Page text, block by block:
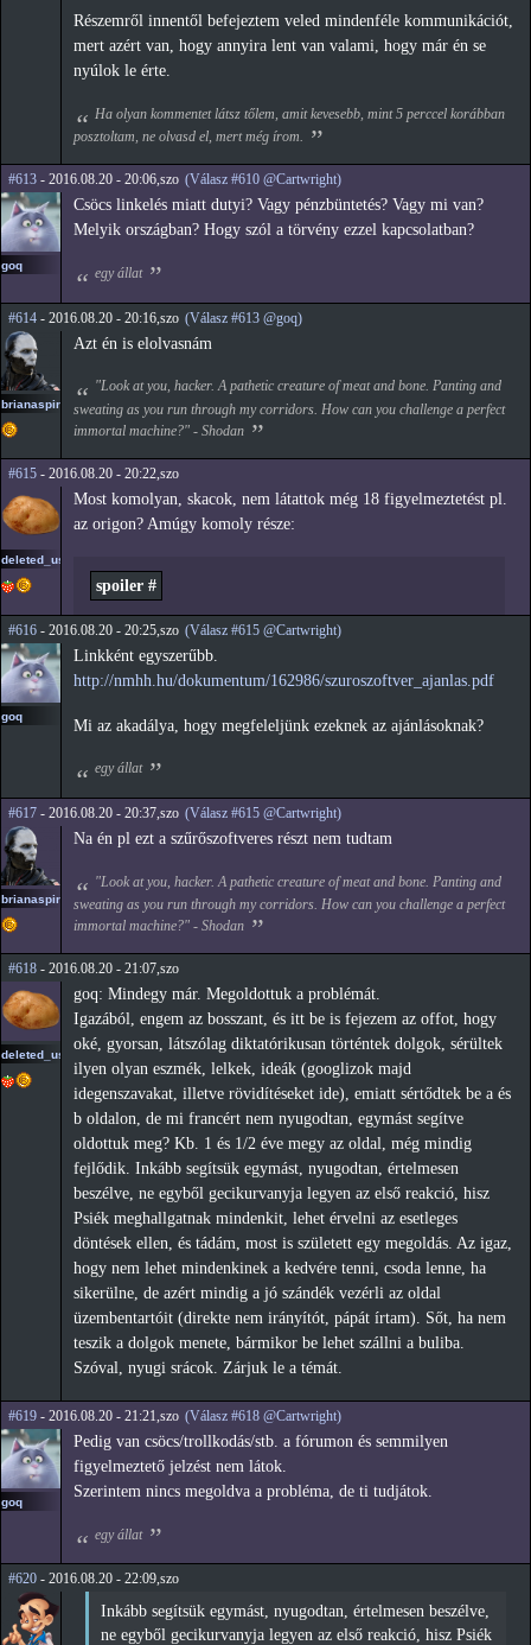
Részemről innentől befejeztem veled mindenféle kommunikációt,
mert azért van, hogy annyira lent van valami, hogy már én se
nyúlok le érte.
Ha olyan kommentet látsz tőlem, amit kevesebb, mint 5 perccel korábban
posztoltam, ne olvasd el, mert még írom.
#613 - 2016.08.20 - 20:06,szo (Válasz #610 @Cartwright)
goq
Csöcs linkelés miatt dutyi? Vagy pénzbüntetés? Vagy mi van?
Melyik országban? Hogy szól a törvény ezzel kapcsolatban?
egy állat
#614 - 2016.08.20 - 20:16,szo (Válasz #613 @goq)
brianaspirin
Azt én is elolvasnám
"Look at you, hacker. A pathetic creature of meat and bone. Panting and
sweating as you run through my corridors. How can you challenge a perfect
immortal machine?" - Shodan
#615 - 2016.08.20 - 20:22,szo
deleted_user_2
Most komolyan, skacok, nem látattok még 18 figyelmeztetést pl.
az origon? Amúgy komoly része:
spoiler #
#616 - 2016.08.20 - 20:25,szo (Válasz #615 @Cartwright)
goq
Linkként egyszerűbb.
http://nmhh.hu/dokumentum/162986/szuroszoftver_ajanlas.pdf
Mi az akadálya, hogy megfeleljünk ezeknek az ajánlásoknak?
egy állat
#617 - 2016.08.20 - 20:37,szo (Válasz #615 @Cartwright)
brianaspirin
Na én pl ezt a szűrőszoftveres részt nem tudtam
"Look at you, hacker. A pathetic creature of meat and bone. Panting and
sweating as you run through my corridors. How can you challenge a perfect
immortal machine?" - Shodan
#618 - 2016.08.20 - 21:07,szo
deleted_user_2
goq: Mindegy már. Megoldottuk a problémát.
Igazából, engem az bosszant, és itt be is fejezem az offot, hogy
oké, gyorsan, látszólag diktatórikusan történtek dolgok, sérültek
ilyen olyan eszmék, lelkek, ideák (googlizok majd
idegenszavakat, illetve rövidítéseket ide), emiatt sértődtek be a és
b oldalon, de mi francért nem nyugodtan, egymást segítve
oldottuk meg? Kb. 1 és 1/2 éve megy az oldal, még mindig
fejlődik. Inkább segítsük egymást, nyugodtan, értelmesen
beszélve, ne egyből gecikurvanyja legyen az első reakció, hisz
Psiék meghallgatnak mindenkit, lehet érvelni az esetleges
döntések ellen, és tádám, most is született egy megoldás. Az igaz,
hogy nem lehet mindenkinek a kedvére tenni, csoda lenne, ha
sikerülne, de azért mindig a jó szándék vezérli az oldal
üzembentartóit (direkte nem irányítót, pápát írtam). Sőt, ha nem
teszik a dolgok menete, bármikor be lehet szállni a buliba.
Szóval, nyugi srácok. Zárjuk le a témát.
#619 - 2016.08.20 - 21:21,szo (Válasz #618 @Cartwright)
goq
Pedig van csöcs/trollkodás/stb. a fórumon és semmilyen
figyelmeztető jelzést nem látok.
Szerintem nincs megoldva a probléma, de ti tudjátok.
egy állat
#620 - 2016.08.20 - 22:09,szo
Inkább segítsük egymást, nyugodtan, értelmesen beszélve,
ne egyből gecikurvanyja legyen az első reakció, hisz Psiék